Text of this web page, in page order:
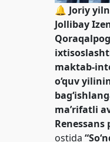
🔔 Joriy
Jollibay
maktab-
o‘quv
ma’rifatli
Renessans
ostida